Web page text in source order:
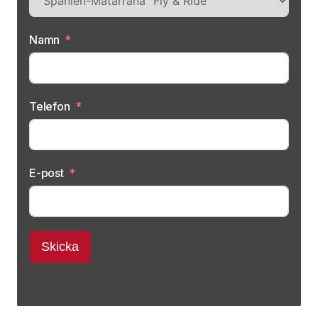
Namn
Telefon
E-post
Skicka